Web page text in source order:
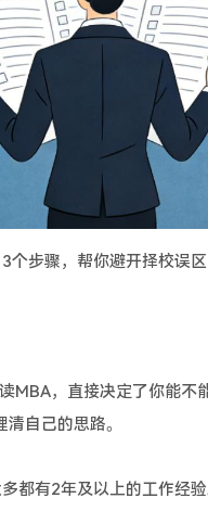
骤，帮你避开择校误区
，直接决定了你能不
自己的思路。
有2年及以上的工作经